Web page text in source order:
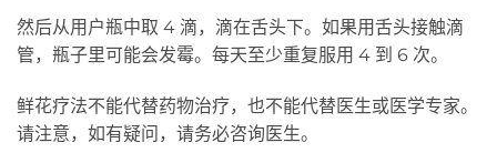
然后从用户瓶中取 4 滴，滴在舌头下。如果用舌头接触滴
管，瓶子里可能会发霉。每天至少重复服用 4 到 6 次。
鲜花疗法不能代替药物治疗，也不能代替医生或医学专家。
请注意，如有疑问，请务必咨询医生。